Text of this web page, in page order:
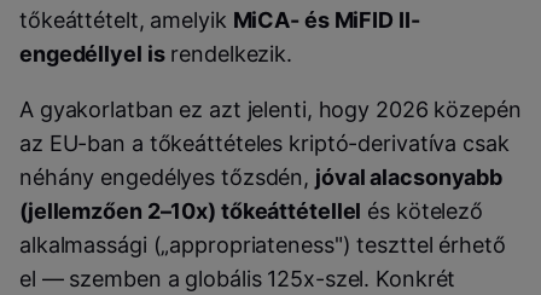
tőkeáttételt, amelyik MiCA- és MiFID II-
engedéllyel isrendelkezik.
A gyakorlatban ez azt jelenti, hogy 2026 közepén
az EU-ban a tőkeáttételes kriptó-derivatíva csak
néhány engedélyes tőzsdén, jóval alacsonyabb
(jellemzően 2–10x) tőkeáttétellel és kötelező
alkalmassági („appropriateness") teszttel érhető
el — szemben a globális 125x-szel. Konkrét